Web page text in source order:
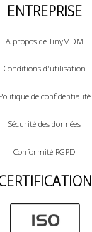
ENTREPRISE
A propos de TinyMDM
Conditions d'utilisation
Politique de confidentialité
Sécurité des données
Conformité RGPD